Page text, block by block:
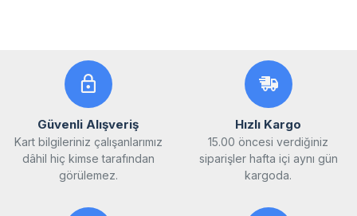
Güvenli Alışveriş
Kart bilgileriniz çalışanlarımız
dâhil hiç kimse tarafından
görülemez.
Hızlı Kargo
15.00 öncesi verdiğiniz
siparişler hafta içi aynı gün
kargoda.